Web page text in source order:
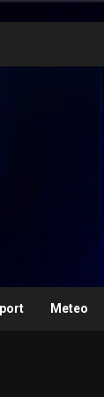
Meteo